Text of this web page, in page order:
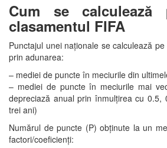
Cum se calculează
clasamentul FIFA
Punctajul unei naționale se calculează
prin adunarea:
– mediei de puncte în meciurile din
– mediei de puncte în meciurile mai
depreciază anual prin înmulțirea cu 0.5,
trei ani)
Numărul de puncte (P) obținute la un
factori/coeficienți: